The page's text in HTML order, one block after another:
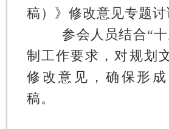
稿）》修改意见专题讨
参会人员结合“十
制工作要求，对规划
修改意见，确保形
稿。